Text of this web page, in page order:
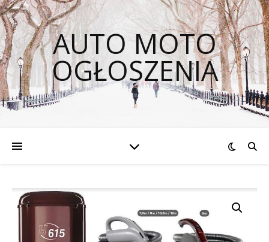
AUTO MOTO
OGŁOSZENIA